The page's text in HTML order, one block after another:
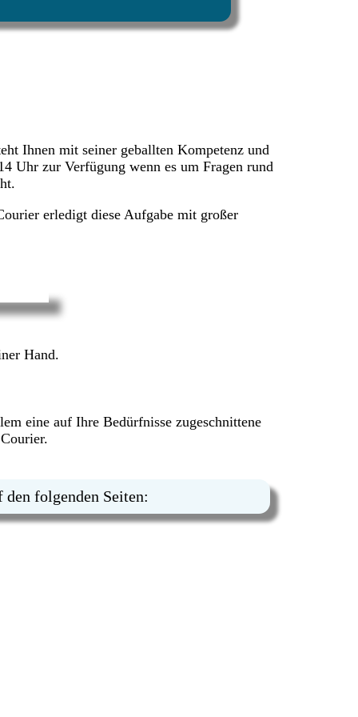
Ihnen mit seiner geballten Kompetenz und
Uhr zur Verfügung wenn es um Fragen rund
erledigt diese Aufgabe mit großer
Hand.
eine auf Ihre Bedürfnisse zugeschnittene
folgenden Seiten: